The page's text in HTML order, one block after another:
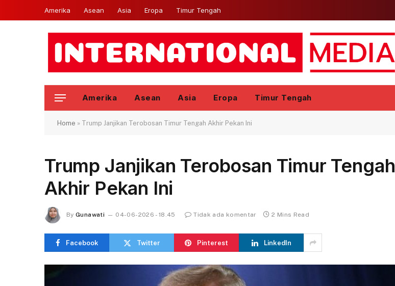
Amerika Asean Asia Eropa Timur Tengah
Amerika Asean Asia Eropa Timur Tengah
Home » Trump Janjikan Terobosan Timur Tengah Akhir Pekan Ini
Trump Janjikan Terobosan Timur Tengah
Akhir Pekan Ini
By Gunawati 04-06-2026 - 18.45 Tidak ada komentar 2 Mins Read
Facebook Twitter Pinterest LinkedIn